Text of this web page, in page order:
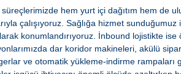
hem yurt içi dağıtım hem de
çalışıyoruz. Sağlığa hizmet
konumlandırıyoruz. İnbound lojistikte
dar koridor makineleri, akülü
ve otomatik yükleme-indirme rampaları